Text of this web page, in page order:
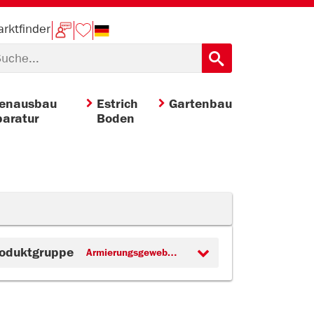
Estrich
Boden
Gartenbau
Armierungsgewebe (3)